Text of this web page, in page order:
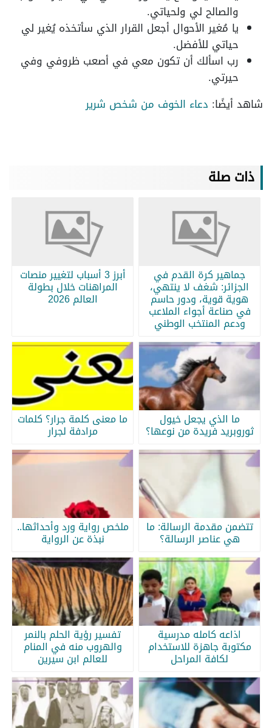
والصالح لي ولحياتي.
يا مُغير الأحوال أجعل القرار الذي سأتخذه يُغير لي
حياتي للأفضل.
رب اسألك أن تكون معي في أصعب ظروفي وفي
حيرتي.
شاهد أيضًا: دعاء الخوف من شخص شرير
ذات صلة
جماهير كرة القدم في
الجزائر: شغف لا ينتهي،
هوية قوية، ودور حاسم
في صناعة أجواء الملاعب
ودعم المنتخب الوطني
أبرز 3 أسباب لتغيير منصات
المراهنات خلال بطولة
العالم 2026
ما الذي يجعل خيول
ثوروبريد فريدة من نوعها؟
ما معنى كلمة جرار؟ كلمات
مرادفة لجرار
تتضمن مقدمة الرسالة: ما
هي عناصر الرسالة؟
ملخص رواية ورد وأحداثها..
نبذة عن الرواية
اذاعه كامله مدرسية
مكتوبة جاهزة للاستخدام
لكافة المراحل
تفسير رؤية الحلم بالنمر
والهروب منه في المنام
للعالم ابن سيرين